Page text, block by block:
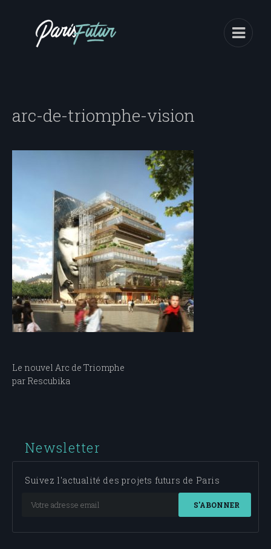
arc-de-triomphe-vision
Navigation
de
Le nouvel Arc de Triomphe
par Rescubika
Newsletter
Suivez l'actualité des projets futurs de Paris
S'ABONNER